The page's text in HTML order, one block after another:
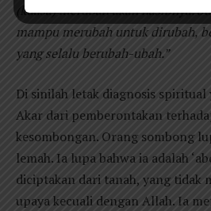
(kuasa) merubah akan nasibnya.
mampu merubah untuk dirubah,
yang selalu berubah-ubah.”
Di sinilah letak diagnosis
Akar dari pemberontakan
kesombongan. Orang sombong
lemah. Ia lupa bahwa ia adalah
diciptakan dari tanah, yang tidak
upaya kecuali dengan Allah. Ia